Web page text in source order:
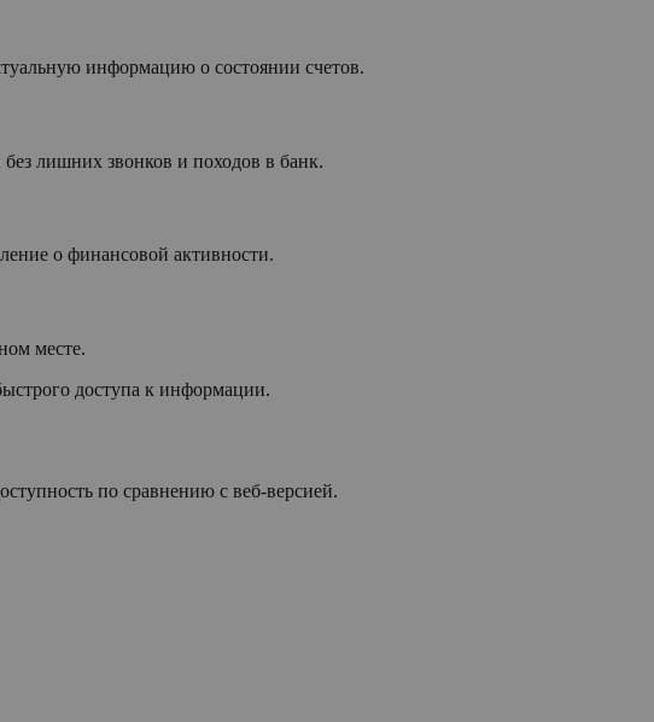
информацию о состоянии счетов.
лишних звонков и походов в банк.
о финансовой активности.
месте.
доступа к информации.
по сравнению с веб-версией.